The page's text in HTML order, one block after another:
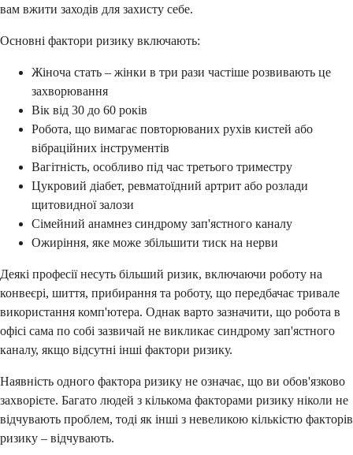
вам вжити заходів для захисту себе.
Основні фактори ризику включають:
Жіноча стать – жінки в три рази частіше розвивають це
захворювання
Вік від 30 до 60 років
Робота, що вимагає повторюваних рухів кистей або
вібраційних інструментів
Вагітність, особливо під час третього триместру
Цукровий діабет, ревматоїдний артрит або розлади
щитовидної залози
Сімейний анамнез синдрому зап'ястного каналу
Ожиріння, яке може збільшити тиск на нерви
Деякі професії несуть більший ризик, включаючи роботу на
конвеєрі, шиття, прибирання та роботу, що передбачає тривале
використання комп'ютера. Однак варто зазначити, що робота в
офісі сама по собі зазвичай не викликає синдрому зап'ястного
каналу, якщо відсутні інші фактори ризику.
Наявність одного фактора ризику не означає, що ви обов'язково
захворієте. Багато людей з кількома факторами ризику ніколи не
відчувають проблем, тоді як інші з невеликою кількістю факторів
ризику – відчувають.